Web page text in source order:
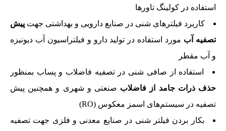
استفاده در کولینگ تاورها
کاربرد فیلترهای شنی در صنایع دارویی و بهداشتی جهت پیش
تصفیه آب مورد استفاده در تولید دارو و فیلتراسیون آب دیونیزه
و آب مقطر
استفاده از صافی شنی در تصفیه فاضلاب و پساب بمنظور
حذف ذرات جامد از فاضلاب صنعتی و شهری و همچنین پیش
تصفیه در سیستم‌های اسمز معکوس (RO)
بکار بردن فیلتر شنی در صنایع معدنی و فلزی جهت تصفیه